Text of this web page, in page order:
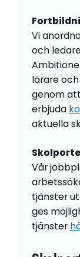
Vi
och
lärare
genom att
erbjuda
aktuella
Vår
tjänster
ges
tjänster